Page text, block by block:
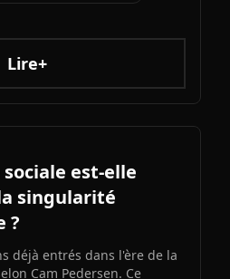
de l'IA. Entre
capacités multimodales
assumées, Grok 5
paysage de l'intelligence
Lire+
est-elle
singularité
?
déjà entrés dans l'ère de la
Cam Pedersen. Ce